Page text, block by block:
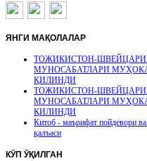
ЯНГИ МАҚОЛАЛАР
ТОЖИКИСТОН-
МУНОСАБАТЛАРИ
ҚИЛИНДИ
ТОЖИКИСТОН-
МУНОСАБАТЛАРИ
ҚИЛИНДИ
Китоб - маърифат пойдевори
қалъаси
КӮП ӮҚИЛГАН